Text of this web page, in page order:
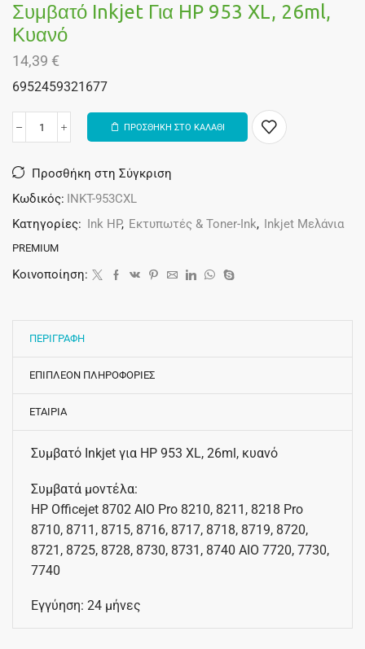
Συμβατό Inkjet Για HP 953 XL, 26ml,
Κυανό
14,39 €
6952459321677
ΠΡΟΣΘΗΚΗ ΣΤΟ ΚΑΛΑΘΙ
Προσθήκη στη Σύγκριση
Κωδικός: INKT-953CXL
Κατηγορίες: Ink HP, Εκτυπωτές & Toner-Ink, Inkjet Μελάνια
PREMIUM
Κοινοποίηση:
ΠΕΡΙΓΡΑΦΗ
ΕΠΙΠΛΕΟΝ ΠΛΗΡΟΦΟΡΙΕΣ
ΕΤΑΙΡΙΑ
Συμβατό Inkjet για HP 953 XL, 26ml, κυανό
Συμβατά μοντέλα:
HP Officejet 8702 AIO Pro 8210, 8211, 8218 Pro
8710, 8711, 8715, 8716, 8717, 8718, 8719, 8720,
8721, 8725, 8728, 8730, 8731, 8740 AIO 7720, 7730,
7740
Εγγύηση: 24 μήνες